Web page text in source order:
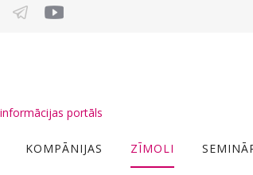
portāls
KOMPĀNIJAS ZĪMOLI